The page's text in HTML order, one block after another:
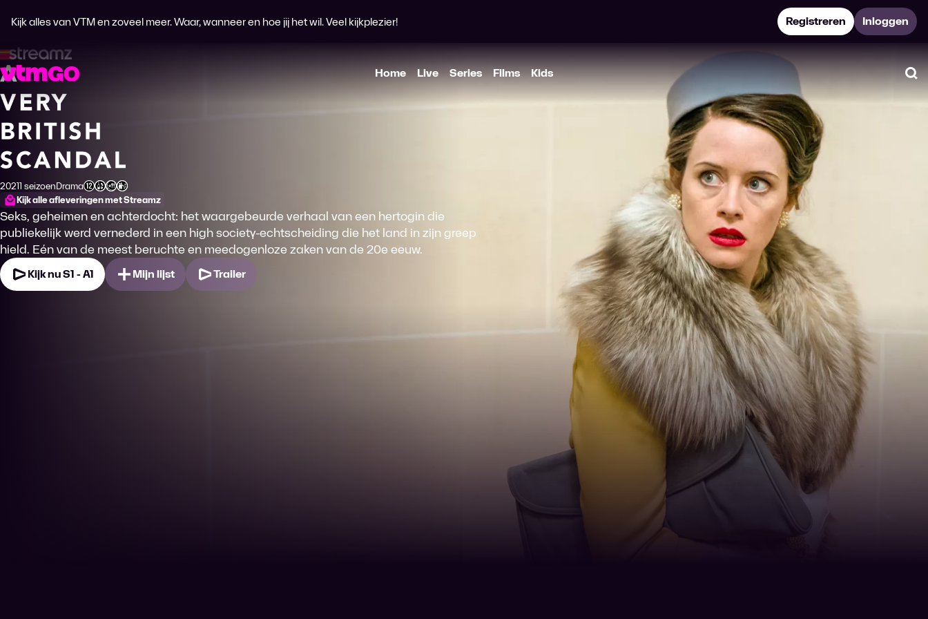
Kijk alles van VTM en zoveel meer. Waar, wanneer en hoe jij het wil. Veel kijkplezier!
Registreren Inloggen
Home Live Series Films Kids
A Very British Scandal
Productiejaar
20211 seizoen
Genre
Drama
Leeftijdsclassificatie
Kijk alle afleveringen met Streamz
Seks, geheimen en achterdocht: het waargebeurde verhaal van een hertogin die
publiekelijk werd vernederd in een high society-echtscheiding die het land in zijn greep
hield. Eén van de meest beruchte en meedogenloze zaken van de 20e eeuw.
Kijk nu S1 - A1 Mijn lijst Trailer